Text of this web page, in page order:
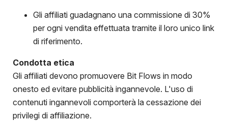
Gli affiliati guadagnano una commissione di 30%
per ogni vendita effettuata tramite il loro unico link
di riferimento.
Condotta etica
Gli affiliati devono promuovere Bit Flows in modo
onesto ed evitare pubblicità ingannevole. L'uso di
contenuti ingannevoli comporterà la cessazione dei
privilegi di affiliazione.